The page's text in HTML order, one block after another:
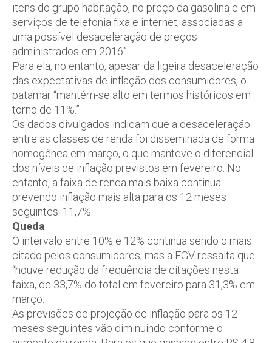
itens do grupo habitação, no preço da gasolina e em
serviços de telefonia fixa e internet, associadas a
uma possível desaceleração de preços
administrados em 2016”.
Para ela, no entanto, apesar da ligeira desaceleração
das expectativas de inflação dos consumidores, o
patamar “mantém-se alto em termos históricos em
torno de 11%.”
Os dados divulgados indicam que a desaceleração
entre as classes de renda foi disseminada de forma
homogênea em março, o que manteve o diferencial
dos níveis de inflação previstos em fevereiro. No
entanto, a faixa de renda mais baixa continua
prevendo inflação mais alta para os 12 meses
seguintes: 11,7%.
Queda
O intervalo entre 10% e 12% continua sendo o mais
citado pelos consumidores, mas a FGV ressalta que
“houve redução da frequência de citações nesta
faixa, de 33,7% do total em fevereiro para 31,3% em
março.
As previsões de projeção de inflação para os 12
meses seguintes vão diminuindo conforme o